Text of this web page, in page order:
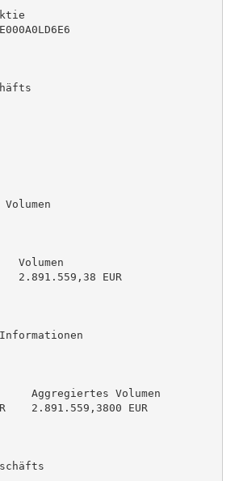
Volumen
2.891.559,38 EUR
Aggregiertes Volumen
2.891.559,3800 EUR